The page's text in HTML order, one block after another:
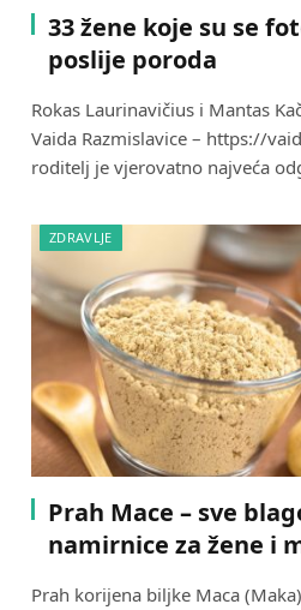
33 žene koje su se
poslije poroda
Rokas Laurinavičius i Mantas
Vaida Razmislavice – https://
roditelj je vjerovatno najveća
ZDRAVLJE
Prah Mace – sve
namirnice za žene i
Prah korijena biljke Maca